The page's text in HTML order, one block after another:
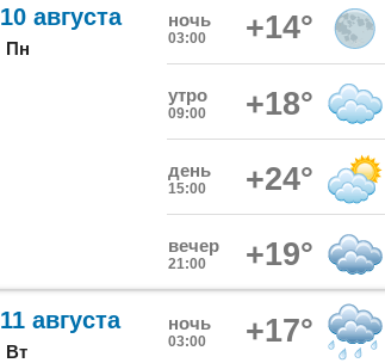
10 августа
Пн
ночь
03:00 +14°
утро
09:00 +18°
день
15:00 +24°
вечер
21:00 +19°
11 августа
Вт
ночь
03:00 +17°